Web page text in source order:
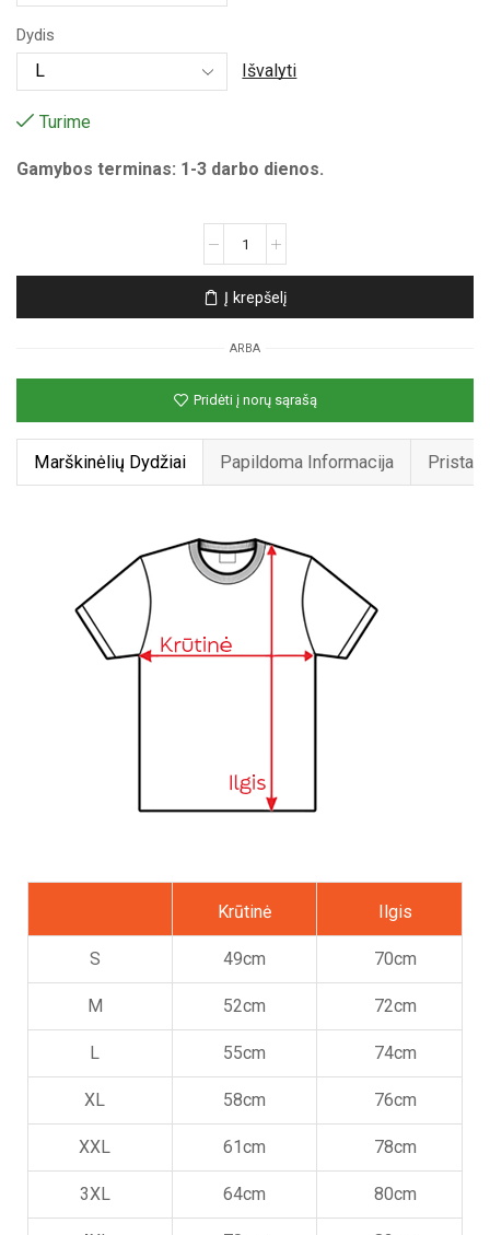
Dydis
Išvalyti
Turime
Gamybos terminas: 1-3 darbo dienos.
Unisex
marškinėliai
spauda
„Pikselinė
Mirtis“
Į krepšelį
ARBA
Pridėti į norų sąrašą
Marškinėlių Dydžiai Papildoma Informacija
Krūtinė Ilgis
S 49cm 70cm
M 52cm 72cm
L 55cm 74cm
XL 58cm 76cm
XXL 61cm 78cm
3XL 64cm 80cm